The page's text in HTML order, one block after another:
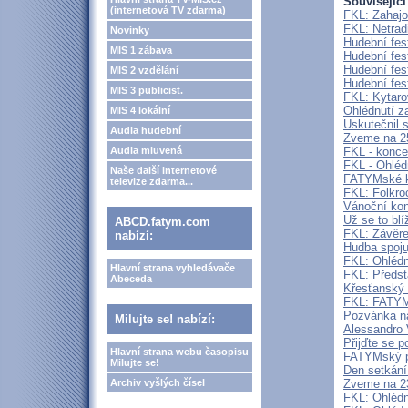
(internetová TV zdarma)
Novinky
MIS 1 zábava
MIS 2 vzdělání
MIS 3 publicist.
MIS 4 lokální
Audia hudební
Audia mluvená
Naše další internetové
televize zdarma...
ABCD.fatym.com
nabízí:
Hlavní strana vyhledávače
Abeceda
Milujte se! nabízí:
Hlavní strana webu časopisu
Milujte se!
Archiv vyšlých čísel
FKL:
FKL:
Hudební
Hudební
Hudební
Hudební
FKL:
Ohlédnutí
Uskutečnil
Zveme na
FKL -
FKL -
FATYMské
FKL:
Vánoční
Už se to
FKL:
Hudba
FKL:
FKL:
FKL:
Pozvánka
Alessandro
Přijďte se
FATYMský
Den
Zveme na
FKL: